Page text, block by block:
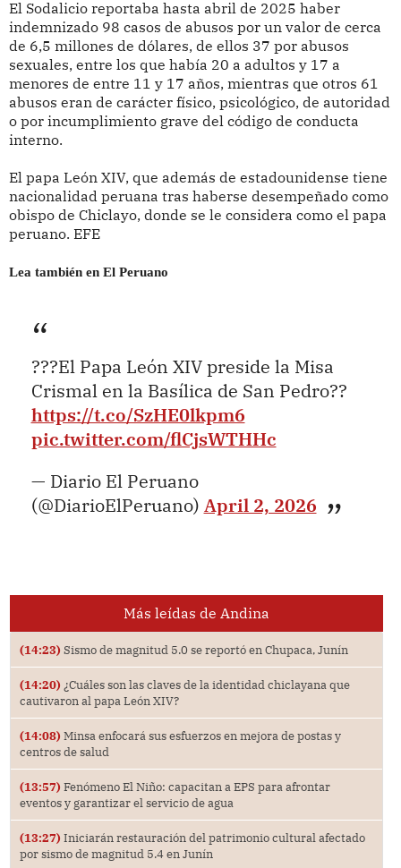
El Sodalicio reportaba hasta abril de 2025 haber
indemnizado 98 casos de abusos por un valor de cerca
de 6,5 millones de dólares, de ellos 37 por abusos
sexuales, entre los que había 20 a adultos y 17 a
menores de entre 11 y 17 años, mientras que otros 61
abusos eran de carácter físico, psicológico, de autoridad
o por incumplimiento grave del código de conducta
interno.
El papa León XIV, que además de estadounidense tiene
nacionalidad peruana tras haberse desempeñado como
obispo de Chiclayo, donde se le considera como el papa
peruano. EFE
Lea también en El Peruano
???El Papa León XIV preside la Misa
Crismal en la Basílica de San Pedro??
https://t.co/SzHE0lkpm6
pic.twitter.com/flCjsWTHHc
— Diario El Peruano
(@DiarioElPeruano) April 2, 2026
Más leídas de Andina
(14:23) Sismo de magnitud 5.0 se reportó en Chupaca, Junín
(14:20) ¿Cuáles son las claves de la identidad chiclayana que
cautivaron al papa León XIV?
(14:08) Minsa enfocará sus esfuerzos en mejora de postas y
centros de salud
(13:57) Fenómeno El Niño: capacitan a EPS para afrontar
eventos y garantizar el servicio de agua
(13:27) Iniciarán restauración del patrimonio cultural afectado
por sismo de magnitud 5.4 en Junín